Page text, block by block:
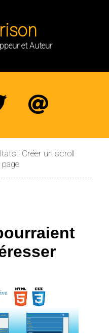
et Auteur
: Créer un scroll